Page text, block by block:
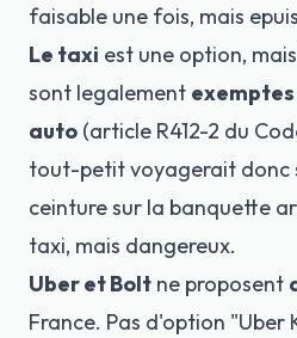
faisable une fois, mais
Le taxi est une option,
sont legalement
auto (article R412-2 du
tout-petit voyagerait donc
ceinture sur la banquette
taxi, mais dangereux.
Uber et Bolt ne proposent
France. Pas d'option "Uber